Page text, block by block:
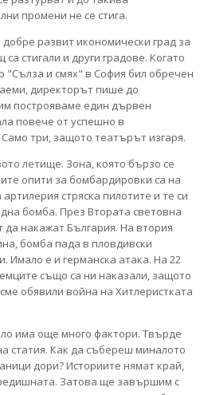
промени не се стига.
развит икономически град за
стигали и други градове. Когато
"Сълза и смях" в София бил обречен
директорът пише до
построяваме един дървен
повече от успешно в
три, защото театърът изгаря.
летище. Зона, която бързо се
опити за бомбардировки са на
стряска пилотите и те си
бомба. През Втората световна
накажат България. На втория
бомба пада в пловдивски
Имало е и германска атака. На 22
също са ни наказали, защото
обявили война на Хитлеристката
има още много фактори. Твърде
статия. Как да събереш миналото
дори? Историите нямат край,
Затова ще завършим с